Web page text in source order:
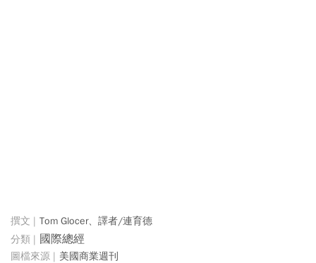
Tom Glocer、譯者/連育德
國際總經
美國商業週刊